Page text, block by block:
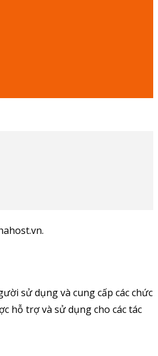
sử dụng và cung cấp các chức
hỗ trợ và sử dụng cho các tác